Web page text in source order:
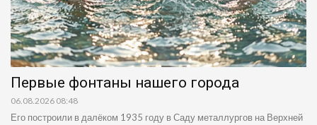
Первые фонтаны нашего города
06.08.2026 08:48
Его построили в далёком 1935 году в Саду металлургов на Верхней